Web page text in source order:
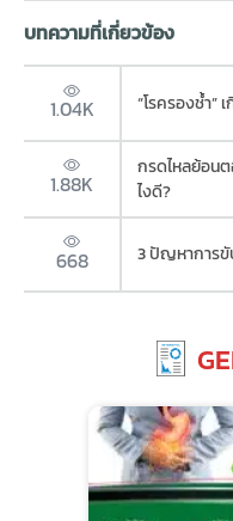
บทความที่เกี่ยวข้อง
1.04K “โรครองช้ำ”
1.88K
กรดไหลย้อน
ไงดี?
668 3 ปัญหาการขั